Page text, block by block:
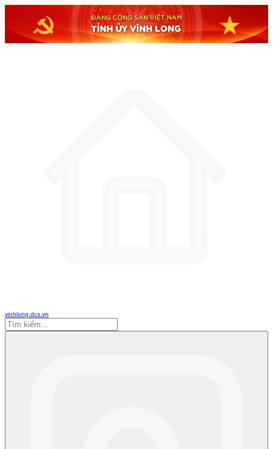
vinhlong.dcs.vn